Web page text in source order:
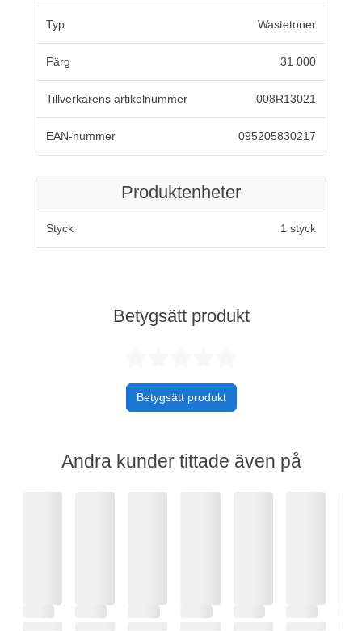
Typ Wastetoner
Färg 31 000
Tillverkarens artikelnummer 008R13021
EAN-nummer 095205830217
Produktenheter
Styck 1 styck
Betygsätt produkt
Betygsätt produkt
Andra kunder tittade även på